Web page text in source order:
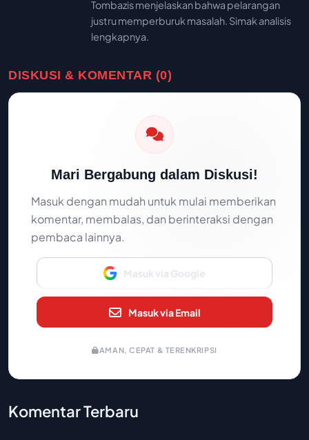
Tombazis menjelaskan bahwa pelarangan
justru memperburuk masalah. Simak analisis
lengkapnya.
DISKUSI & KOMENTAR (0)
Mari Bergabung dalam Diskusi!
Masuk dengan mudah untuk mulai memberikan
komentar, membalas, dan berinteraksi dengan
pembaca lainnya.
Masuk via Google
Masuk via Email
AMAN, CEPAT & TERENKRIPSI
Komentar Terbaru